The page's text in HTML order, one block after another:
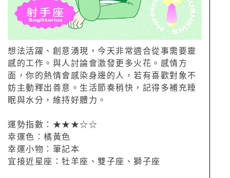
想法活躍、創意湧現，今天非常適合從事需要靈
感的工作。與人討論會激發更多火花。感情方
面，你的熱情會感染身邊的人，若有喜歡對象不
妨主動釋出善意。生活節奏稍快，記得多補充睡
眠與水分，維持好體力。
運勢指數：★★★☆☆
幸運色：橘黃色
幸運小物：筆記本
宜接近星座：牡羊座、雙子座、獅子座